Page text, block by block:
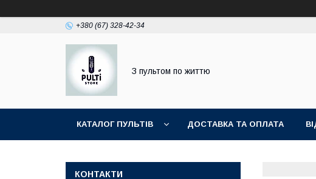
+380 (67) 328-42-34
З пультом по життю
КАТАЛОГ ПУЛЬТІВ ДОСТАВКА ТА ОПЛАТА
КОНТАКТИ